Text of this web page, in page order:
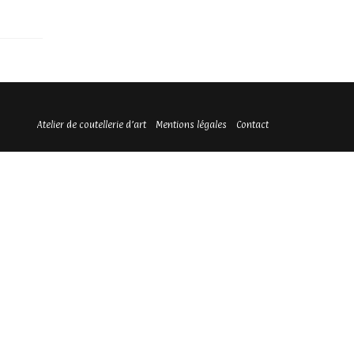
Atelier de coutellerie d’art Mentions légales Contact